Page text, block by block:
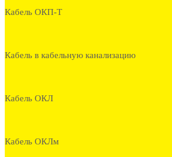
Кабель ОКП-Т
Кабель в кабельную канализацию
Кабель ОКЛ
Кабель ОКЛм